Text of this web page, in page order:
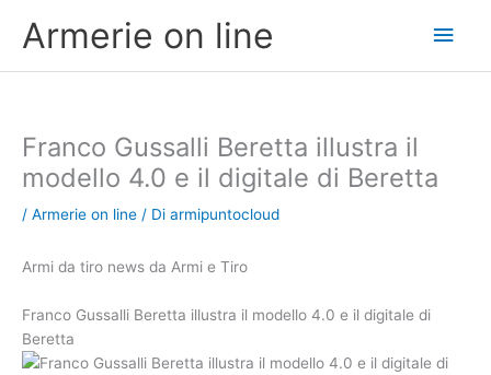
Armerie on line
Franco Gussalli Beretta illustra il
modello 4.0 e il digitale di Beretta
/ Armerie on line / Di armipuntocloud
Armi da tiro news da Armi e Tiro
Franco Gussalli Beretta illustra il modello 4.0 e il digitale di
Beretta